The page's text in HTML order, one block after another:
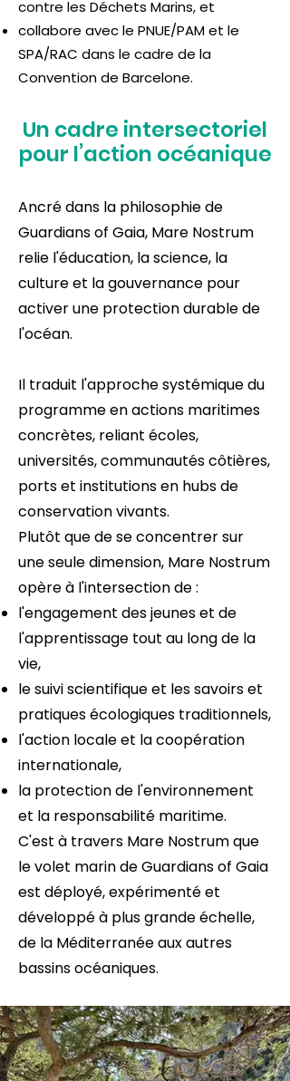
contre les Déchets Marins, et
collabore avec le PNUE/PAM et le
SPA/RAC dans le cadre de la
Convention de Barcelone.
Un cadre intersectoriel
pour l’action océanique
Ancré dans la philosophie de
Guardians of Gaia, Mare Nostrum
relie l'éducation, la science, la
culture et la gouvernance pour
activer une protection durable de
l'océan.
Il traduit l'approche systémique du
programme en actions maritimes
concrètes, reliant écoles,
universités, communautés côtières,
ports et institutions en hubs de
conservation vivants.
Plutôt que de se concentrer sur
une seule dimension, Mare Nostrum
opère à l'intersection de :
l'engagement des jeunes et de
l'apprentissage tout au long de la
vie,
le suivi scientifique et les savoirs et
pratiques écologiques traditionnels,
l'action locale et la coopération
internationale,
la protection de l'environnement
et la responsabilité maritime.
C'est à travers Mare Nostrum que
le volet marin de Guardians of Gaia
est déployé, expérimenté et
développé à plus grande échelle,
de la Méditerranée aux autres
bassins océaniques.